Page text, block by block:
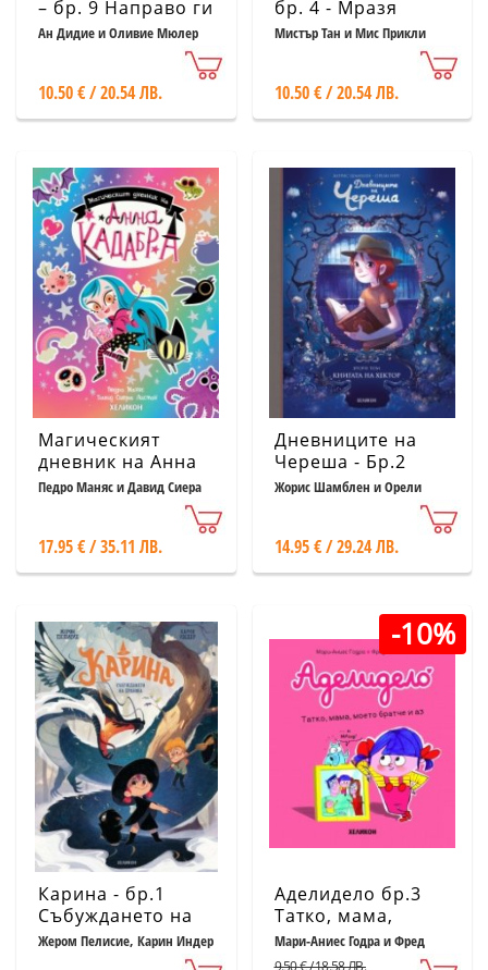
– бр. 9 Направо ги
изнесохме!
Ан Дидие и Оливие Мюлер
10.50 € / 20.54 ЛВ.
бр. 4 - Мразя
любовта!
Мистър Тан и Мис Прикли
10.50 € / 20.54 ЛВ.
Магическият
дневник на Анна
Кадабра
Педро Маняс и Давид Сиера
17.95 € / 35.11 ЛВ.
Дневниците на
Череша - Бр.2
Книгата на Хектор
Жорис Шамблен и Орели
14.95 € / 29.24 ЛВ.
Карина - бр.1
Събуждането на
дракона
Жером Пелисие, Карин Индер
-10%
Аделидело бр.3
Татко, мама,
моето братче и аз
Мари-Аниес Годра и Фред
9.50 € / 18.58 ЛВ.